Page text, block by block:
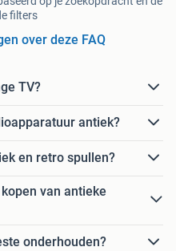
filters
over deze FAQ
TV?
antiek?
en retro spullen?
van antieke
onderhouden?